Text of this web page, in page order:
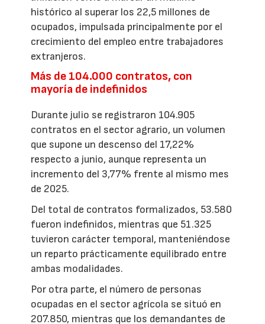
histórico al superar los 22,5 millones de
ocupados, impulsada principalmente por el
crecimiento del empleo entre trabajadores
extranjeros.
Más de 104.000 contratos, con
mayoría de indefinidos
Durante julio se registraron 104.905
contratos en el sector agrario, un volumen
que supone un descenso del 17,22%
respecto a junio, aunque representa un
incremento del 3,77% frente al mismo mes
de 2025.
Del total de contratos formalizados, 53.580
fueron indefinidos, mientras que 51.325
tuvieron carácter temporal, manteniéndose
un reparto prácticamente equilibrado entre
ambas modalidades.
Por otra parte, el número de personas
ocupadas en el sector agrícola se situó en
207.850, mientras que los demandantes de